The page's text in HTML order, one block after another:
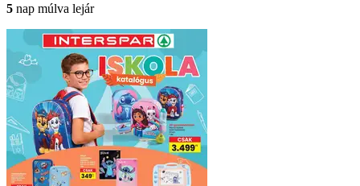
5 nap múlva lejár